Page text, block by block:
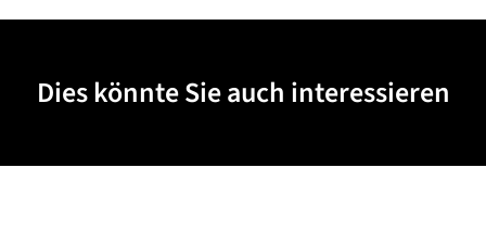
Dies könnte Sie auch interessieren